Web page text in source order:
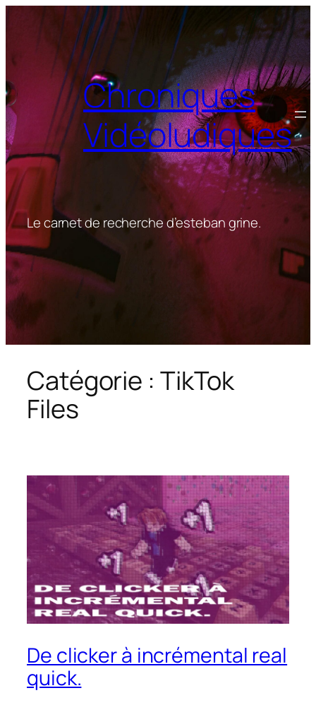
Chroniques
Vidéoludiques
Le carnet de recherche d’esteban grine.
Catégorie : TikTok
Files
De clicker à incrémental real
quick.